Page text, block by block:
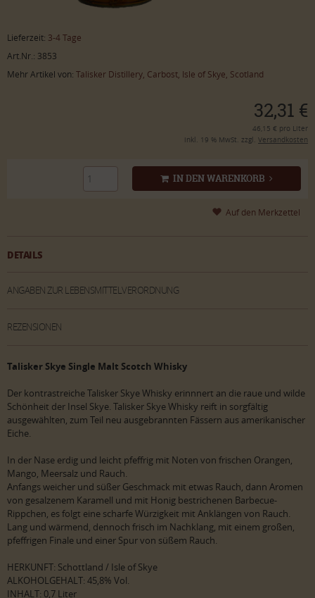
Lieferzeit: 3-4 Tage
Art.Nr.: 3853
Mehr Artikel von: Talisker Distillery, Carbost, Isle of Skye, Scotland
32,31 €
46,15 € pro Liter
inkl. 19 % MwSt. zzgl. Versandkosten
IN DEN WARENKORB
DETAILS
ANGABEN ZUR LEBENSMITTELVERORDNUNG
REZENSIONEN
Talisker Skye Single Malt Scotch Whisky
Der kontrastreiche Talisker Skye Whisky erinnnert an die raue und wilde
Schönheit der Insel Skye. Talisker Skye Whisky reift in sorgfältig
ausgewählten, zum Teil neu ausgebrannten Fässern aus amerikanischer
Eiche.
In der Nase erdig und leicht pfeffrig mit Noten von frischen Orangen,
Mango, Meersalz und Rauch.
Anfangs weicher und süßer Geschmack mit etwas Rauch, dann Aromen
von gesalzenem Karamell und mit Honig bestrichenen Barbecue-
Rippchen, es folgt eine scharfe Würzigkeit mit Anklängen von Rauch.
Lang und wärmend, dennoch frisch im Nachklang, mit einem großen,
pfeffrigen Finale und einer Spur von süßem Rauch.
HERKUNFT: Schottland / Isle of Skye
ALKOHOLGEHALT: 45,8% Vol.
INHALT: 0,7 Liter